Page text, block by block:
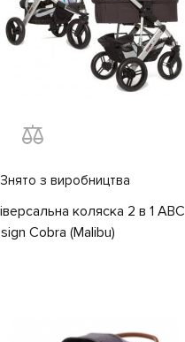
Знято з виробництва
коляска 2 в 1 ABC
Cobra (Malibu)